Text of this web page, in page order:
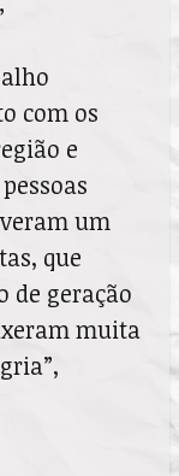
com os
e
um
que
de geração
muita